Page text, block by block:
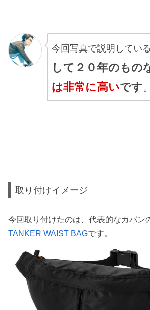
今回写真で説明してい
して２０年のもの
は非常に高いです。
取り付けイメージ
今回取り付けたのは、代表的なカバン
TANKER WAIST BAGです。